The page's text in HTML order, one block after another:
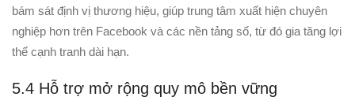
bám sát định vị thương hiệu, giúp trung tâm xuất hiện chuyên
nghiệp hơn trên Facebook và các nền tảng số, từ đó gia tăng lợi
thế cạnh tranh dài hạn.
5.4 Hỗ trợ mở rộng quy mô bền vững